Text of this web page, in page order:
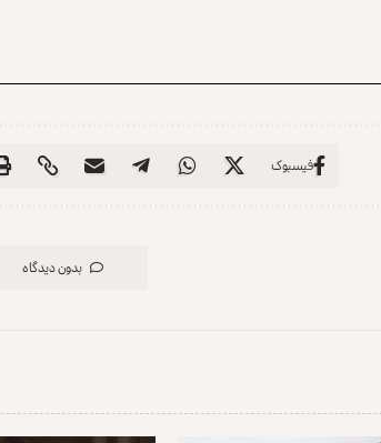
فیسبوک
بدون دیدگاه